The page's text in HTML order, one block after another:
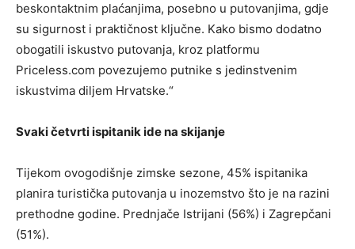
beskontaktnim plaćanjima, posebno u putovanjima, gdje
su sigurnost i praktičnost ključne. Kako bismo dodatno
obogatili iskustvo putovanja, kroz platformu
Priceless.com povezujemo putnike s jedinstvenim
iskustvima diljem Hrvatske.“
Svaki četvrti ispitanik ide na skijanje
Tijekom ovogodišnje zimske sezone, 45% ispitanika
planira turistička putovanja u inozemstvo što je na razini
prethodne godine. Prednjače Istrijani (56%) i Zagrepčani
(51%).